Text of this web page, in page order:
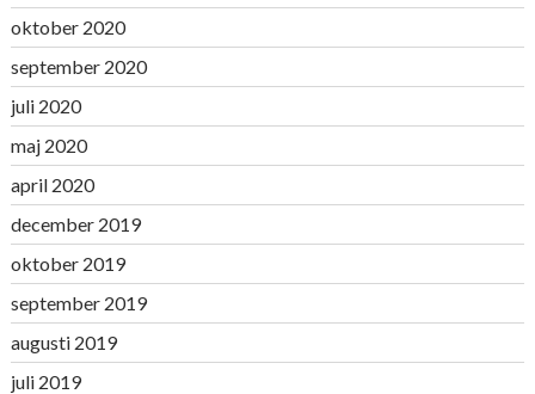
oktober 2020
september 2020
juli 2020
maj 2020
april 2020
december 2019
oktober 2019
september 2019
augusti 2019
juli 2019